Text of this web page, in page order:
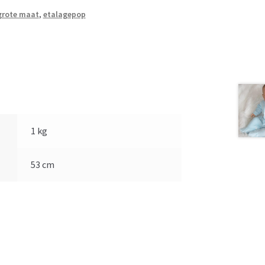
maat, etalagepop
1 kg
53 cm